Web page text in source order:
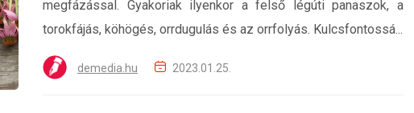
megfázással. Gyakoriak ilyenkor a felső légúti panaszok, a
torokfájás, köhögés, orrdugulás és az orrfolyás. Kulcsfontossá...
demedia.hu 2023.01.25.